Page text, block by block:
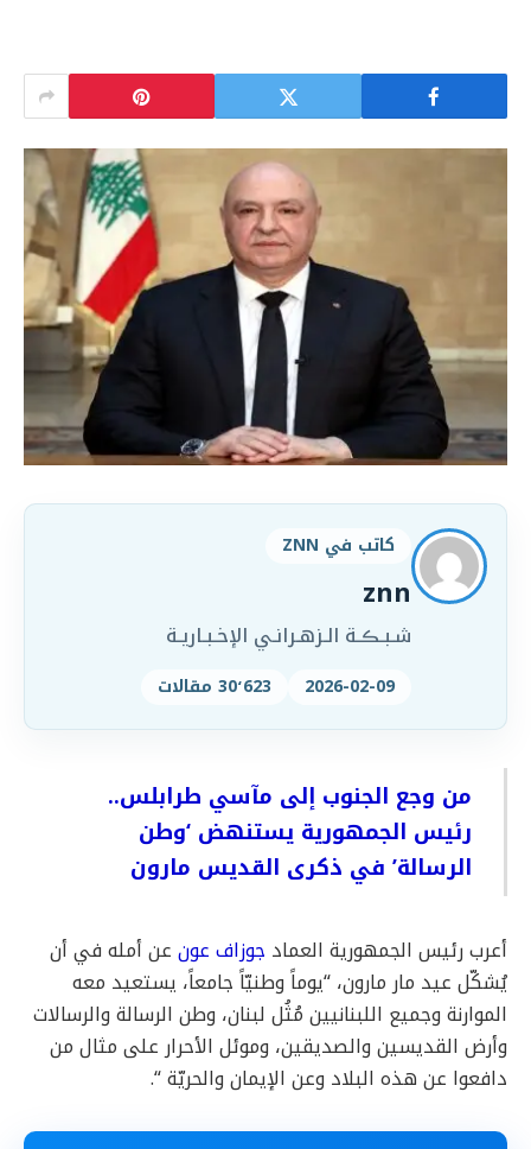
كاتب في ZNN
znn
شـبـڪـة الـزهـرانـي الإخـبـاريـة
2026-02-09 30٬623 مقالات
من وجع الجنوب إلى مآسي طرابلس..
رئيس الجمهورية يستنهض ‘وطن
الرسالة’ في ذكرى القديس مارون
أعرب رئيس الجمهورية العماد جوزاف عون عن أمله في أن
يُشكّل عيد مار مارون، “يوماً وطنيّاً جامعاً، يستعيد معه
الموارنة وجميع اللبنانيين مُثُل لبنان، وطن الرسالة والرسالات
وأرض القديسين والصديقين، وموئل الأحرار على مثال من
دافعوا عن هذه البلاد وعن الإيمان والحريّة “.